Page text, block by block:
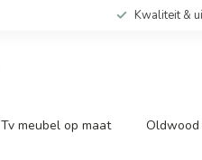
Kwaliteit &
Tv meubel op maat Oldwood